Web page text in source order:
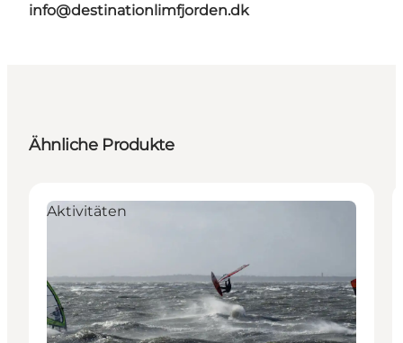
info@destinationlimfjorden.dk
Ähnliche Produkte
Aktivitäten